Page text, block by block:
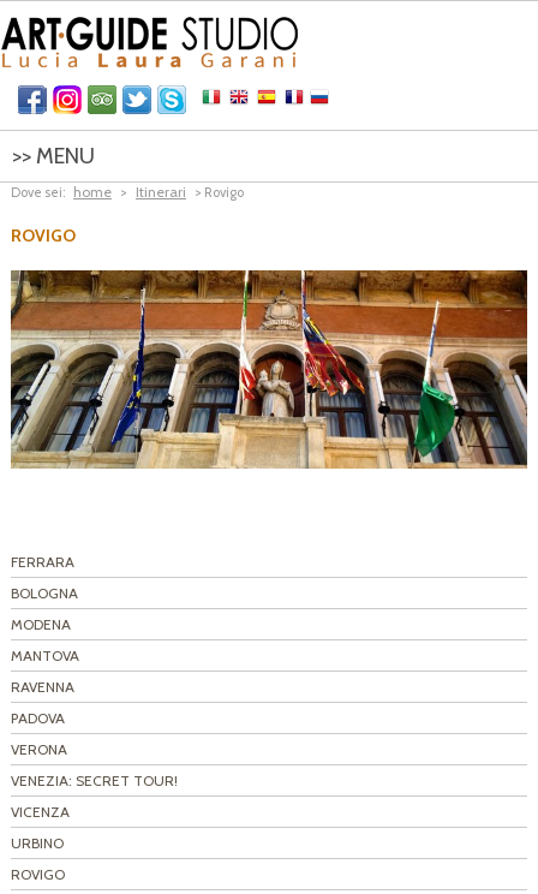
>> MENU
HOME
CONTATTI
Dove sei: home > Itinerari > Rovigo
ROVIGO
FERRARA
BOLOGNA
MODENA
MANTOVA
RAVENNA
PADOVA
VERONA
VENEZIA: SECRET TOUR!
VICENZA
URBINO
ROVIGO